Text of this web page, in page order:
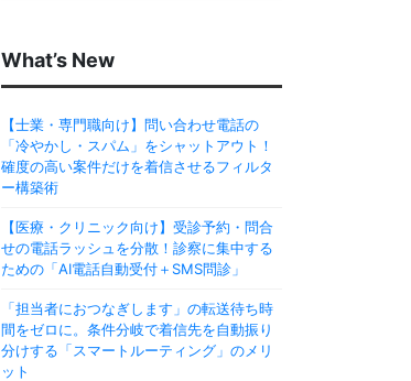
What’s New
【士業・専門職向け】問い合わせ電話の
「冷やかし・スパム」をシャットアウト！
確度の高い案件だけを着信させるフィルタ
ー構築術
【医療・クリニック向け】受診予約・問合
せの電話ラッシュを分散！診察に集中する
ための「AI電話自動受付＋SMS問診」
「担当者におつなぎします」の転送待ち時
間をゼロに。条件分岐で着信先を自動振り
分けする「スマートルーティング」のメリ
ット